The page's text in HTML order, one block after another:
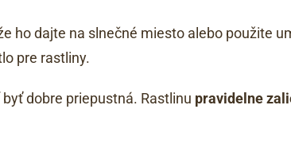
ho dajte na slnečné miesto alebo použite
pre rastliny.
dobre priepustná. Rastlinu pravidelne